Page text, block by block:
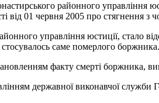
районного
01 червня 2005 про стягнення з
управління юстиції, стало
саме померлого боржника.
факту смерті боржника,
державної виконавчої служби